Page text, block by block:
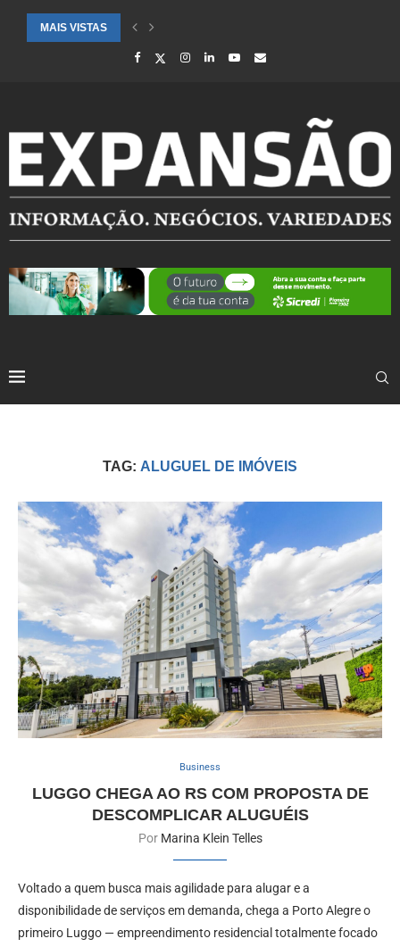
MAIS VISTAS
CIDADES ATENDIDAS PELO SEBRAE RS SÃO DESTAQUE EM
TAG: ALUGUEL DE IMÓVEIS
Business
LUGGO CHEGA AO RS COM PROPOSTA DE
DESCOMPLICAR ALUGUÉIS
Por Marina Klein Telles
Voltado a quem busca mais agilidade para alugar e a
disponibilidade de serviços em demanda, chega a Porto Alegre o
primeiro Luggo — empreendimento residencial totalmente focado